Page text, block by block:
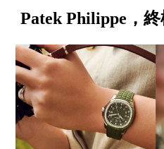
Patek Philippe，